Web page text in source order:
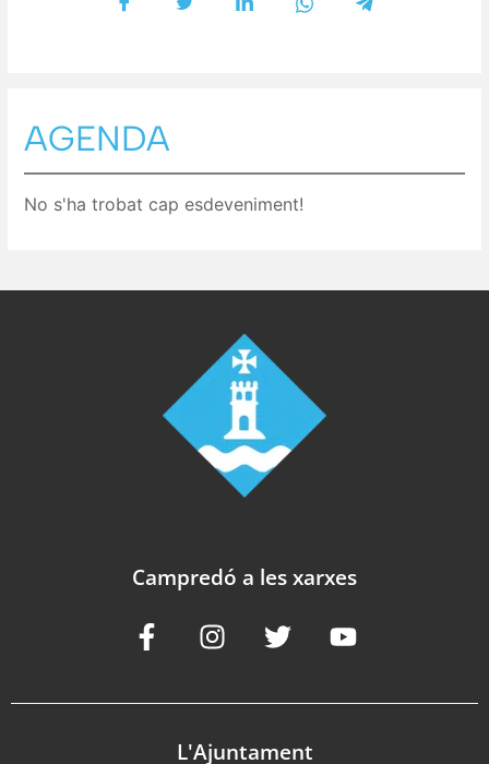
AGENDA
No s'ha trobat cap esdeveniment!
Campredó a les xarxes
L'Ajuntament